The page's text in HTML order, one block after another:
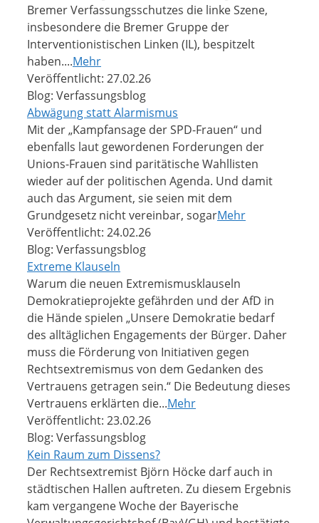
Bremer Verfassungsschutzes die linke Szene,
insbesondere die Bremer Gruppe der
Interventionistischen Linken (IL), bespitzelt
haben....Mehr
Veröffentlicht: 27.02.26
Blog: Verfassungsblog
Abwägung statt Alarmismus
Mit der „Kampfansage der SPD-Frauen“ und
ebenfalls laut gewordenen Forderungen der
Unions-Frauen sind paritätische Wahllisten
wieder auf der politischen Agenda. Und damit
auch das Argument, sie seien mit dem
Grundgesetz nicht vereinbar, sogarMehr
Veröffentlicht: 24.02.26
Blog: Verfassungsblog
Extreme Klauseln
Warum die neuen Extremismusklauseln
Demokratieprojekte gefährden und der AfD in
die Hände spielen „Unsere Demokratie bedarf
des alltäglichen Engagements der Bürger. Daher
muss die Förderung von Initiativen gegen
Rechtsextremismus von dem Gedanken des
Vertrauens getragen sein.“ Die Bedeutung dieses
Vertrauens erklärten die...Mehr
Veröffentlicht: 23.02.26
Blog: Verfassungsblog
Kein Raum zum Dissens?
Der Rechtsextremist Björn Höcke darf auch in
städtischen Hallen auftreten. Zu diesem Ergebnis
kam vergangene Woche der Bayerische